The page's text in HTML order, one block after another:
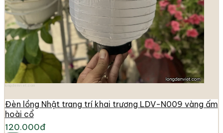
Đèn lồng Nhật trang trí khai trương LDV-N009 vàng ấm
hoài cổ
120.000đ